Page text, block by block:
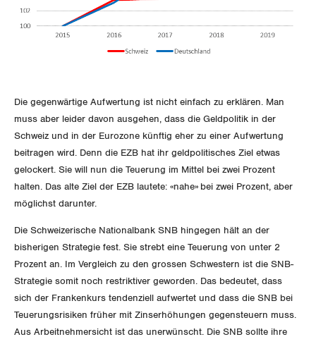
Die gegenwärtige Aufwertung ist nicht einfach zu erklären. Man
muss aber leider davon ausgehen, dass die Geldpolitik in der
Schweiz und in der Eurozone künftig eher zu einer Aufwertung
beitragen wird. Denn die EZB hat ihr geldpolitisches Ziel etwas
gelockert. Sie will nun die Teuerung im Mittel bei zwei Prozent
halten. Das alte Ziel der EZB lautete: «nahe» bei zwei Prozent, aber
möglichst darunter.
Die Schweizerische Nationalbank SNB hingegen hält an der
bisherigen Strategie fest. Sie strebt eine Teuerung von unter 2
Prozent an. Im Vergleich zu den grossen Schwestern ist die SNB-
Strategie somit noch restriktiver geworden. Das bedeutet, dass
sich der Frankenkurs tendenziell aufwertet und dass die SNB bei
Teuerungsrisiken früher mit Zinserhöhungen gegensteuern muss.
Aus Arbeitnehmersicht ist das unerwünscht. Die SNB sollte ihre